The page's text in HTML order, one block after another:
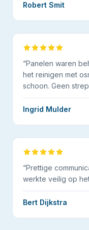
Robert Smit
“Panelen waren
het reinigen met
schoon. Geen
Ingrid Mulder
“Prettige
werkte veilig op
Bert Dijkstra